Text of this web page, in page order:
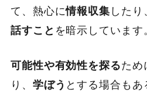
て、熱心に情報収集した
話すこと を暗示しています。
可能性や有効性を探るため
り、 学ぼう とする場合もあ